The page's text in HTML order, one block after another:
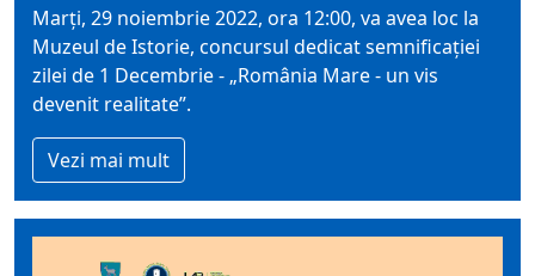
Marți, 29 noiembrie 2022, ora 12:00, va avea loc la
Muzeul de Istorie, concursul dedicat semnificației
zilei de 1 Decembrie - „România Mare - un vis
devenit realitate”.
Vezi mai mult